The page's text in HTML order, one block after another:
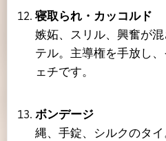
寝取られ・カッコルド
嫉妬、スリル、興奮が
テル。主導権を手放し
ェチです。
ボンデージ
縄、手錠、シルクのタ